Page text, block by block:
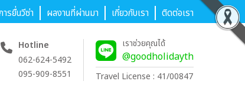
ารยื่นวีซ่า ผลงานที่ผ่านมา เกี่ยวกับเรา ติดต่อเรา
Hotline
062-624-5492
095-909-8551
เราช่วยคุณได้
@goodholidayth
Travel License : 41/00847